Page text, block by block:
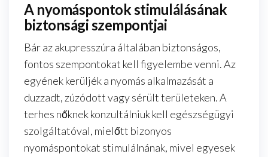
A nyomáspontok stimulálásának
biztonsági szempontjai
Bár az akupresszúra általában biztonságos,
fontos szempontokat kell figyelembe venni. Az
egyének kerüljék a nyomás alkalmazását a
duzzadt, zúzódott vagy sérült területeken. A
terhes nőknek konzultálniuk kell egészségügyi
szolgáltatóval, mielőtt bizonyos
nyomáspontokat stimulálnának, mivel egyesek